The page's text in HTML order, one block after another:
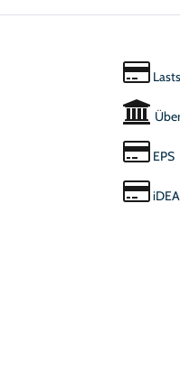
EPS